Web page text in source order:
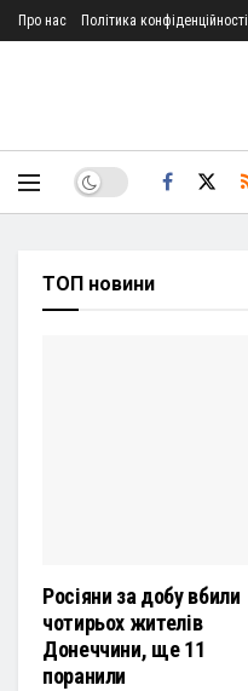
Про нас Політика конфіденційності
ТОП новини
Росіяни за добу вбили
чотирьох жителів
Донеччини, ще 11
поранили